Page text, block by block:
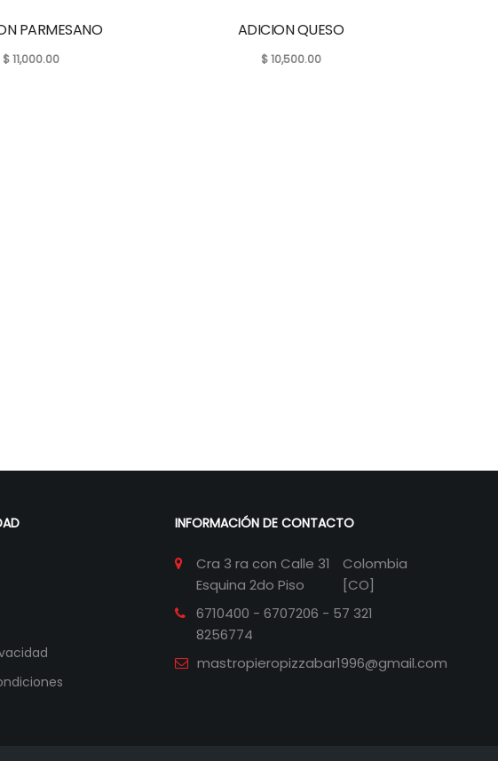
PARMESANO
$11,000.00
ADICION QUESO
$10,500.00
INFORMACIÓN DE CONTACTO
Cra 3 ra con Calle 31
Esquina 2do Piso
Colombia
[CO]
6710400 - 6707206 - 57 321
8256774
mastropieropizzabar1996@gmail.com